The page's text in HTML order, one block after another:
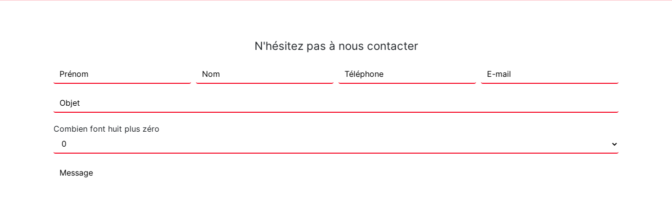
N'hésitez pas à nous contacter
Combien font huit plus zéro